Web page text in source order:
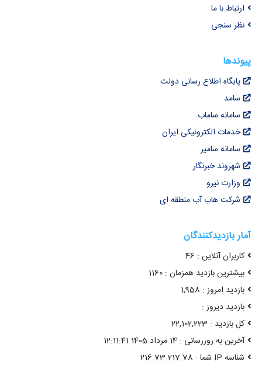
ارتباط با ما
نظر سنجی
پیوندها
پایگاه اطلاع رسانی دولت
سامد
سامانه ساماب
خدمات الکترونیکی ایران
سامانه سامیر
شهروند خبرنگار
وزارت نیرو
شرکت هاب آب منطقه ای
آمار بازدیدکنندگان
کاربران آنلاین : 46
بیشترین بازدید همزمان : 1160
بازدید امروز : 1,958
بازدید دیروز :
کل بازدید : 22,102,223
آخرین به روزرسانی : 14 مرداد 1405 12:11:41
شناسه IP شما : 216.73.217.78